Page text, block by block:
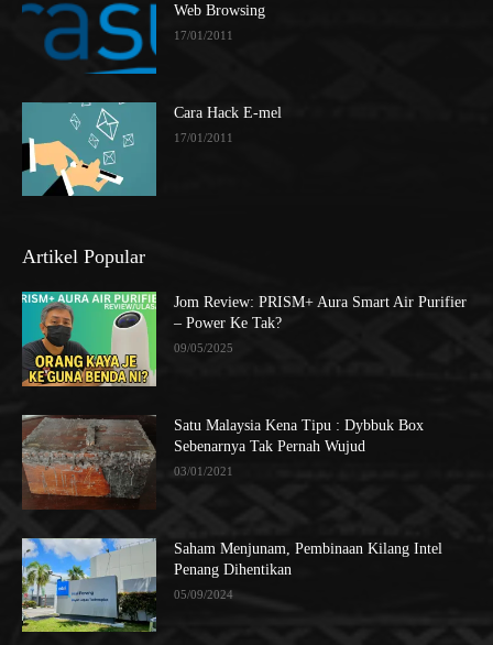
Web Browsing
17/01/2011
Cara Hack E-mel
17/01/2011
Artikel Popular
Jom Review: PRISM+ Aura Smart Air Purifier
– Power Ke Tak?
09/05/2025
Satu Malaysia Kena Tipu : Dybbuk Box
Sebenarnya Tak Pernah Wujud
03/01/2021
Saham Menjunam, Pembinaan Kilang Intel
Penang Dihentikan
05/09/2024